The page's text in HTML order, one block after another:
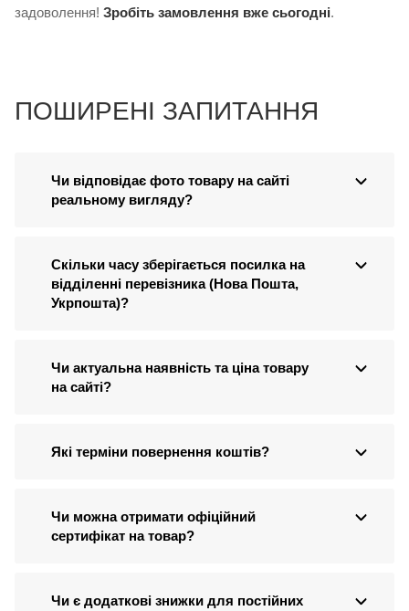
задоволення! Зробіть замовлення вже сьогодні.
ПОШИРЕНІ ЗАПИТАННЯ
Чи відповідає фото товару на сайті
реальному вигляду?
Скільки часу зберігається посилка на
відділенні перевізника (Нова Пошта,
Укрпошта)?
Чи актуальна наявність та ціна товару
на сайті?
Які терміни повернення коштів?
Чи можна отримати офіційний
сертифікат на товар?
Чи є додаткові знижки для постійних